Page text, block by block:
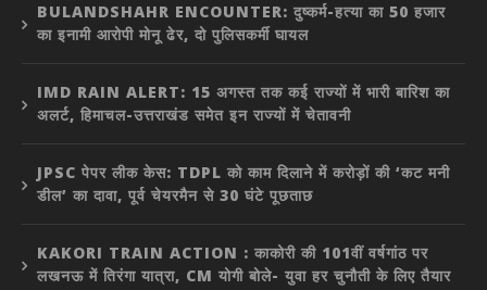
BULANDSHAHR ENCOUNTER: दुष्कर्म-हत्या का 50 हजार
का इनामी आरोपी मोनू ढेर, दो पुलिसकर्मी घायल
IMD RAIN ALERT: 15 अगस्त तक कई राज्यों में भारी बारिश का
अलर्ट, हिमाचल-उत्तराखंड समेत इन राज्यों में चेतावनी
JPSC पेपर लीक केस: TDPL को काम दिलाने में करोड़ों की ‘कट मनी
डील’ का दावा, पूर्व चेयरमैन से 30 घंटे पूछताछ
KAKORI TRAIN ACTION : काकोरी की 101वीं वर्षगांठ पर
लखनऊ में तिरंगा यात्रा, CM योगी बोले- युवा हर चुनौती के लिए तैयार